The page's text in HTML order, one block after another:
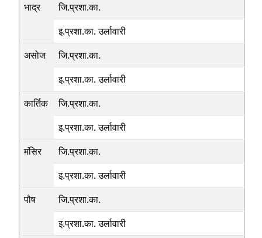
भाद्र
जि.प्रशा.का.
इ.प्रशा.का. उर्लावारी
असोज
जि.प्रशा.का.
इ.प्रशा.का. उर्लावारी
कार्तिक
जि.प्रशा.का.
इ.प्रशा.का. उर्लावारी
मंसिर
जि.प्रशा.का.
इ.प्रशा.का. उर्लावारी
पौष
जि.प्रशा.का.
इ.प्रशा.का. उर्लावारी